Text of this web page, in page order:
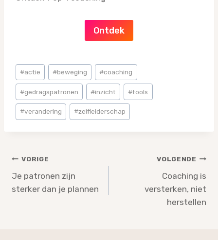
Ontdek
Bericht
tags:
#actie #beweging #coaching
#gedragspatronen #inzicht #tools
#verandering #zelfleiderschap
Bericht
navigatie
VORIGE
Je patronen zijn
sterker dan je plannen
VOLGENDE
Coaching is
versterken, niet
herstellen